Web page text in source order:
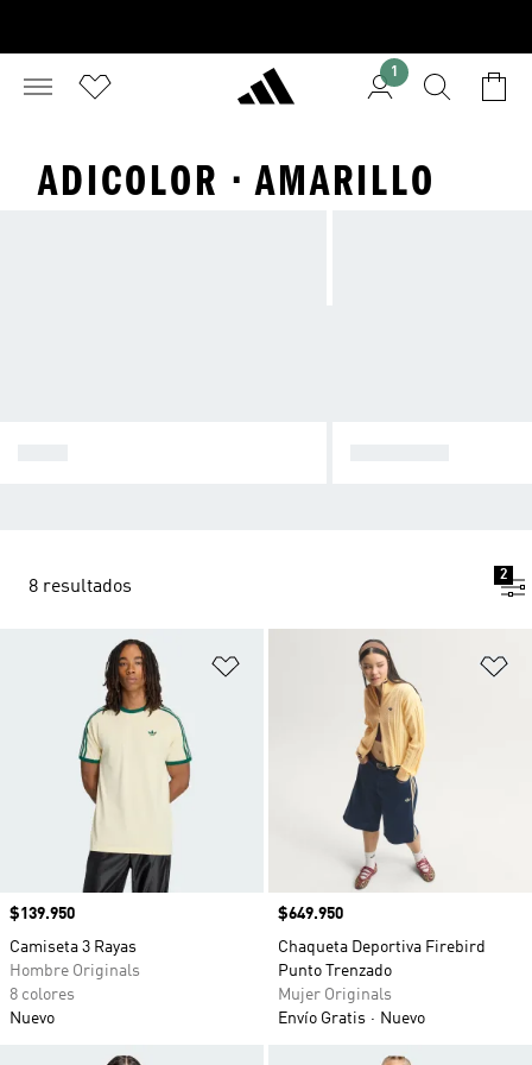
1
ADICOLOR · AMARILLO
8 resultados
2
Añadir a la lista de deseos
Precio
$139.950
Camiseta 3 Rayas
Hombre Originals
8 colores
Nuevo
Precio
$649.950
Chaqueta Deportiva Firebird
Punto Trenzado
Mujer Originals
Envío Gratis
Nuevo